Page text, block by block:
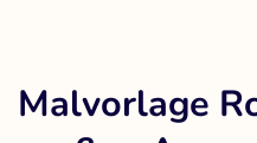
Malvorlage